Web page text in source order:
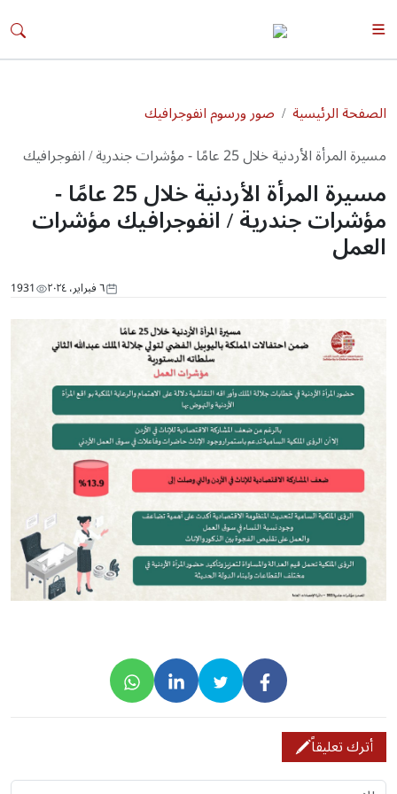
الصفحة الرئيسية
صور ورسوم انفوجرافيك
مسيرة المرأة الأردنية خلال 25 عامًا - مؤشرات جندرية / انفوجرافيك
مؤشرات العمل مسيرة المرأة الأردنية خلال 25 عامًا -
مؤشرات جندرية / انفوجرافيك مؤشرات
العمل
٦ فبراير، ٢٠٢٤ 1931
أترك تعليقاً